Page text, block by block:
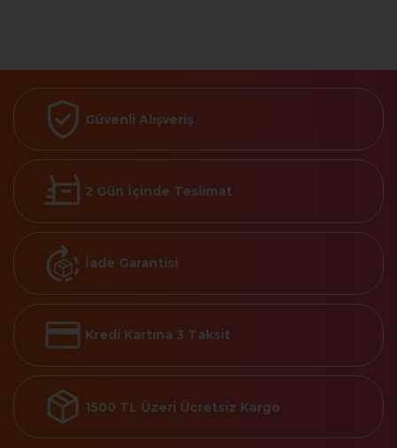
Güvenli Alışveriş
2 Gün İçinde Teslimat
İade Garantisi
Kredi Kartına 3 Taksit
1500 TL Üzeri Ücretsiz Kargo